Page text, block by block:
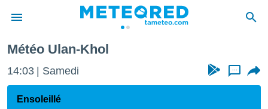
de
Météo Ulan-Khol
14:03 Samedi ...
Ensoleillé